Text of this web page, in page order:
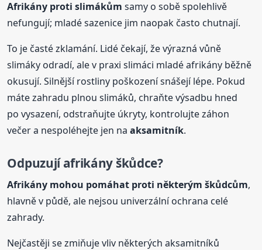
Afrikány proti slimákům samy o sobě spolehlivě
nefungují; mladé sazenice jim naopak často chutnají.
To je časté zklamání. Lidé čekají, že výrazná vůně
slimáky odradí, ale v praxi slimáci mladé afrikány běžně
okusují. Silnější rostliny poškození snášejí lépe. Pokud
máte zahradu plnou slimáků, chraňte výsadbu hned
po vysazení, odstraňujte úkryty, kontrolujte záhon
večer a nespoléhejte jen naaksamitník.
Odpuzují afrikány škůdce?
Afrikány mohou pomáhat proti některým škůdcům,
hlavně v půdě, ale nejsou univerzální ochrana celé
zahrady.
Nejčastěji se zmiňuje vliv některých aksamitníků